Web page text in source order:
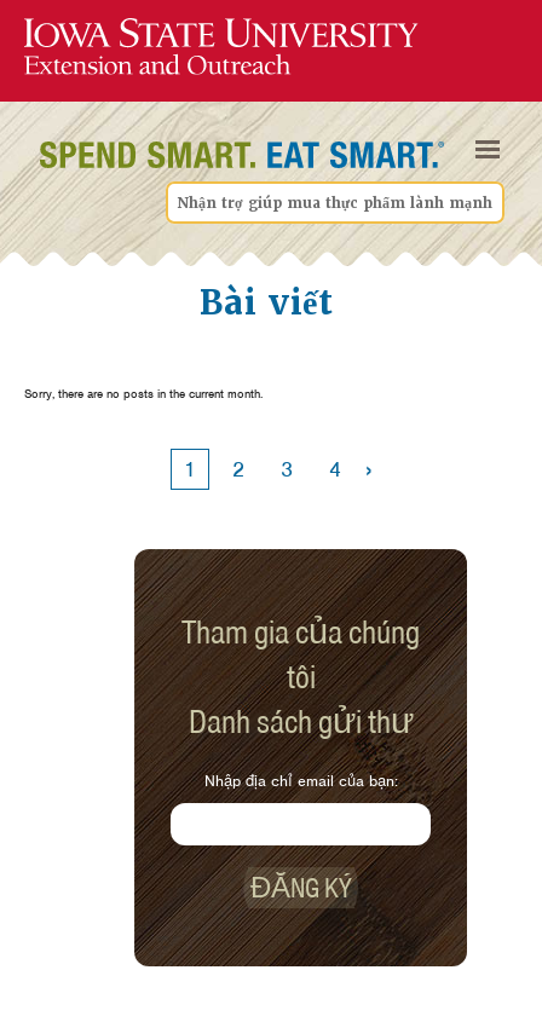
Nhận trợ giúp mua thực phẩm lành mạnh
Bài viết
Sorry, there are no posts in the current month.
1 2 3 4 ›
Tham gia của chúng
tôi
Danh sách gửi thư
Nhập địa chỉ email của bạn:
ĐĂNG KÝ